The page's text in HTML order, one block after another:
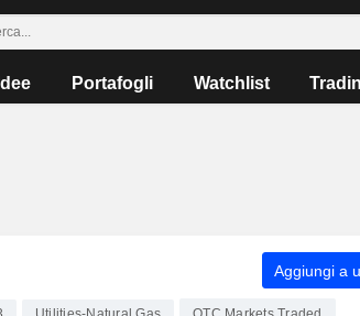
Idee Portafogli Watchlist
Aggiungi a